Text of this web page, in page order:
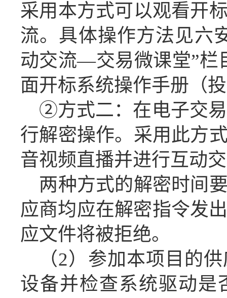
采用本方式可以观看开
流。具体操作方法见六
动交流—交易微课堂”栏
面开标系统操作手册（
②方式二：在电子交
行解密操作。采用此方
音视频直播并进行互动
两种方式的解密时间
应商均应在解密指令发
应文件将被拒绝。
（2）参加本项目的
设备并检查系统驱动是